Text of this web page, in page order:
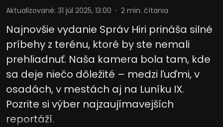
Aktualizované: 31 júl 2025, 13:00 2 min. čítania
Najnovšie vydanie Správ Hiri prináša silné
príbehy z terénu, ktoré by ste nemali
prehliadnuť. Naša kamera bola tam, kde
sa deje niečo dôležité – medzi ľuďmi, v
osadách, v mestách aj na Luníku IX.
Pozrite si výber najzaujímavejších
reportáží.